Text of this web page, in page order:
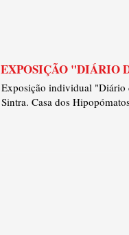
EXPOSIÇÃO "DIÁRIO
Exposição individual "Diário
Sintra. Casa dos